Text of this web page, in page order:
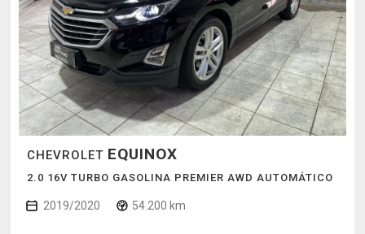
CHEVROLET EQUINOX
2.0 16V TURBO GASOLINA PREMIER AWD AUTOMÁTICO
2019/2020 54.200 km